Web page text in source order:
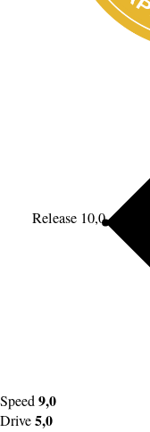
Release 10,0
Speed 9,0
Drive5,0